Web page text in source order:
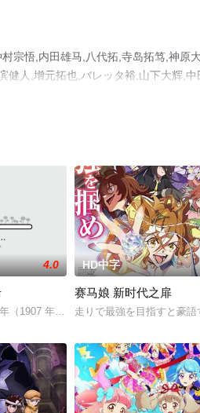
宗悟,内田雄马,八代拓,寺岛拓笃,神原
人,增元拓也,バレッタ裕,山下大辉,中
精彩演绎的日本动漫，大结局剧情已
进了兔子洞，穿越到了一个光
们格格不入。直到有一天晚上，她看到一
4.0
（1907 年）在京都伏见居住的百川稻子
HD中字
赛马娘 新时代之扉
走りで最強を目指すと豪